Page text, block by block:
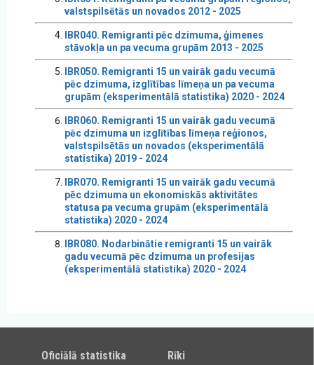
valstspilsētās un novados 2012 - 2025
IBR040. Remigranti pēc dzimuma, ģimenes
stāvokļa un pa vecuma grupām 2013 - 2025
IBR050. Remigranti 15 un vairāk gadu vecumā
pēc dzimuma, izglītības līmeņa un pa vecuma
grupām (eksperimentālā statistika) 2020 - 2024
IBR060. Remigranti 15 un vairāk gadu vecumā
pēc dzimuma un izglītības līmeņa reģionos,
valstspilsētās un novados (eksperimentālā
statistika) 2019 - 2024
IBR070. Remigranti 15 un vairāk gadu vecumā
pēc dzimuma un ekonomiskās aktivitātes
statusa pa vecuma grupām (eksperimentālā
statistika) 2020 - 2024
IBR080. Nodarbinātie remigranti 15 un vairāk
gadu vecumā pēc dzimuma un profesijas
(eksperimentālā statistika) 2020 - 2024
Oficiālā statistika Rīki